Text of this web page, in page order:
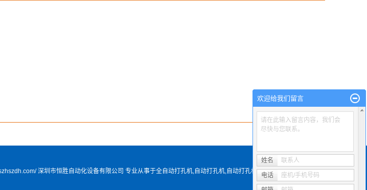
深圳市恒胜自动化设备有限公司 专业从事于全自动打孔机,自动打孔机,自动打孔机厂家, 欢
欢迎给我们留言
请在此输入留言内容，我们会
尽快与您联系。
姓名 联系人
电话 座机/手机号码